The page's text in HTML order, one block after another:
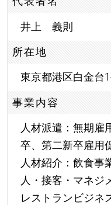
井上 義則
所在地
東京都港区白金台
事業内容
人材派遣：無期雇
卒、第二新卒雇用
人材紹介：飲食事
人・接客・マネジ
レストランビジネ